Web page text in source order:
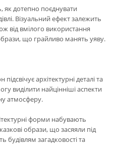
як дотепно поєднувати
Візуальний ефект залежить
від вмілого використання
що грайливо манять уяву.
архітектурні деталі та
виділити найцінніші аспекти
атмосферу.
форми набувають
образи, що засяяли під
будівлям загадковості та